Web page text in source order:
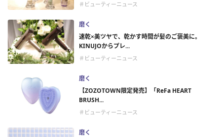
＃ビューティーニュース
磨く
速乾×美ツヤで、乾かす時間が髪のご褒美に。
KINUJOからプレ...
＃ビューティーニュース
磨く
【ZOZOTOWN限定発売】「ReFa HEART
BRUSH...
＃ビューティーニュース
磨く